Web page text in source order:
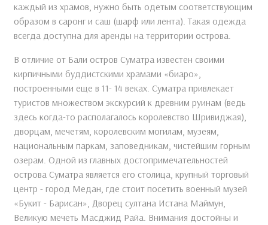
каждый из храмов, нужно быть одетым соответствующим
образом в саронг и саш (шарф или лента). Такая одежда
всегда доступна для аренды на территории острова.
В отличие от Бали остров Суматра известен своими
кирпичными буддистскими храмами «биаро»,
построенными еще в 11- 14 веках. Суматра привлекает
туристов множеством экскурсий к древним руинам (ведь
здесь когда-то располагалось королевство Шривиджая),
дворцам, мечетям, королевским могилам, музеям,
национальным паркам, заповедникам, чистейшим горным
озерам. Одной из главных достопримечательностей
острова Суматра является его столица, крупный торговый
центр - город Медан, где стоит посетить военный музей
«Букит - Барисан», Дворец султана Истана Маймун,
Великую мечеть Масджид Райа. Внимания достойны и